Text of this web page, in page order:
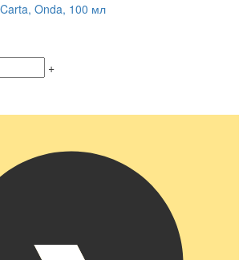
Onda, 100 мл
+